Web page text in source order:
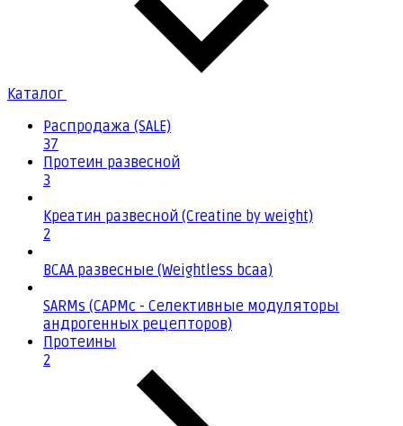
Каталог
Распродажа (SALE)
37
Протеин развесной
3
Креатин развесной (Creatine by weight)
2
BCAA развесные (Weightless bcaa)
SARMs (САРМс - Селективные модуляторы
андрогенных рецепторов)
Протеины
2